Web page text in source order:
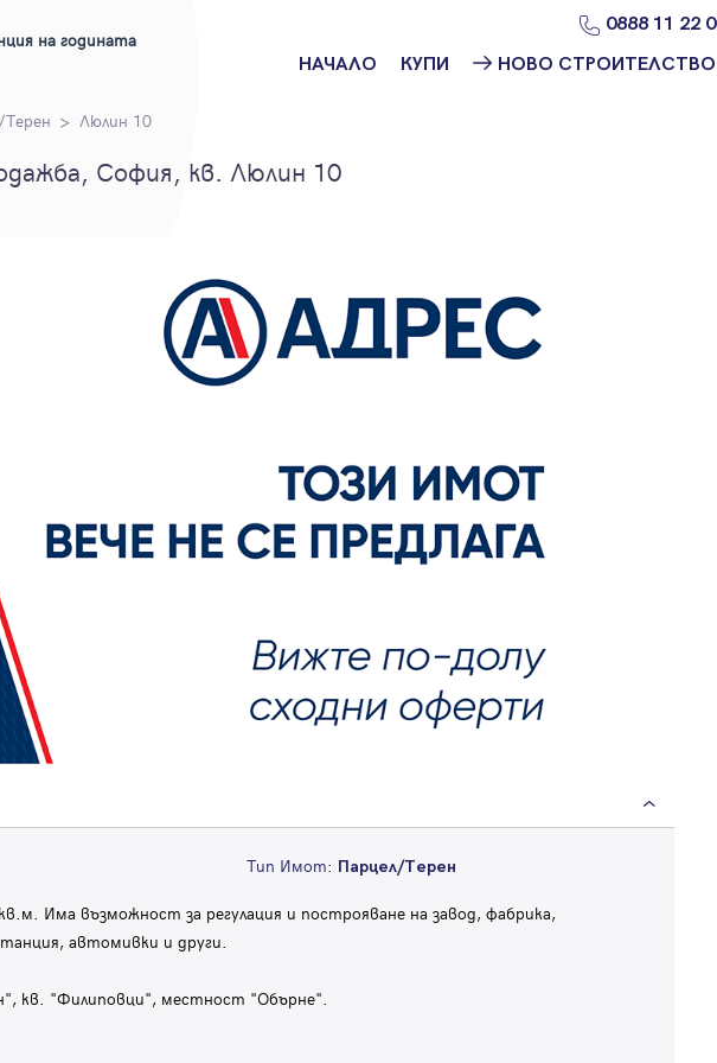
на годината
0888 11 22
НАЧАЛО КУПИ НОВО СТРОИТЕЛСТВО
строителство
строителство
Люлин 10
София, кв. Люлин 10
Тип Имот: Парцел/Терен
Има възможност за регулация и построяване на завод, фабрика,
автомивки и други.
кв. "Филиповци", местност "Обърне".